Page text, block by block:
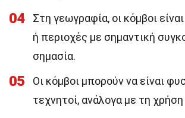
04
Στη γεωγραφία, οι κόμβοι
ή περιοχές με σημαντική
σημασία.
05
Οι κόμβοι μπορούν να είναι
τεχνητοί, ανάλογα με τη